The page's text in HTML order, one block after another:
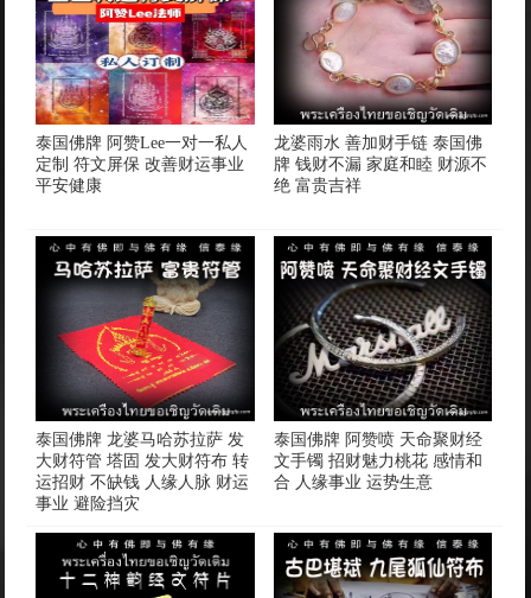
泰国佛牌 阿赞Lee一对一私人
定制 符文屏保 改善财运事业
平安健康
龙婆雨水 善加财手链 泰国佛
牌 钱财不漏 家庭和睦 财源不
绝 富贵吉祥
泰国佛牌 龙婆马哈苏拉萨 发
大财符管 塔固 发大财符布 转
运招财 不缺钱 人缘人脉 财运
事业 避险挡灾
泰国佛牌 阿赞喷 天命聚财经
文手镯 招财魅力桃花 感情和
合 人缘事业 运势生意